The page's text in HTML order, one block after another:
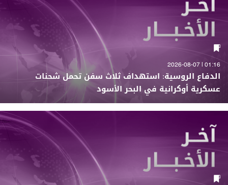
01:16 | 2026-08-07
الدفاع الروسية: استهداف ثلاث سفن تحمل شحنات
عسكرية أوكرانية في البحر الأسود